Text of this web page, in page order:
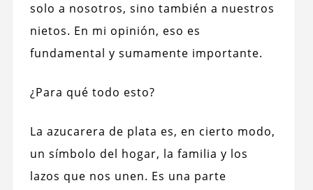
solo a nosotros, sino también a nuestros
nietos. En mi opinión, eso es
fundamental y sumamente importante.
¿Para qué todo esto?
La azucarera de plata es, en cierto modo,
un símbolo del hogar, la familia y los
lazos que nos unen. Es una parte